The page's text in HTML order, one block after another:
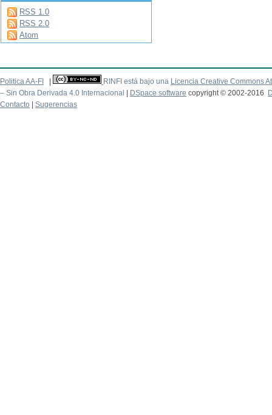
RSS 1.0
RSS 2.0
Atom
Politica AA-FI RINFI está bajo una Licencia Creative Commons
– Sin Obra Derivada 4.0 Internacional
DSpace software copyright © 2002-2016
Contacto
Sugerencias